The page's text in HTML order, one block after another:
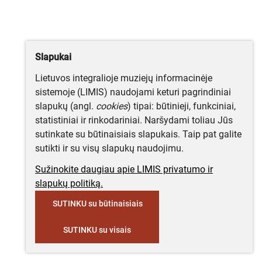
Slapukai
Lietuvos integralioje muziejų informacinėje
sistemoje (LIMIS) naudojami keturi pagrindiniai
slapukų (angl. cookies) tipai: būtinieji, funkciniai,
statistiniai ir rinkodariniai. Naršydami toliau Jūs
sutinkate su būtinaisiais slapukais. Taip pat galite
sutikti ir su visų slapukų naudojimu.
Sužinokite daugiau apie LIMIS privatumo ir
slapukų politiką.
SUTINKU su būtinaisiais
SUTINKU su visais